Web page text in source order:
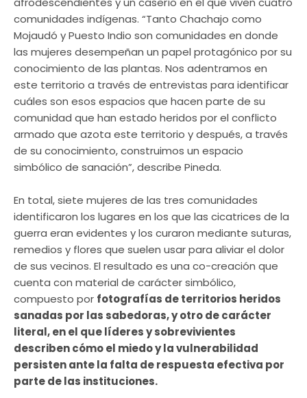
comunidades indígenas. “Tanto Chachajo como
Mojaudó y Puesto Indio son comunidades en donde
las mujeres desempeñan un papel protagónico por su
conocimiento de las plantas. Nos adentramos en
este territorio a través de entrevistas para identificar
cuáles son esos espacios que hacen parte de su
comunidad que han estado heridos por el conflicto
armado que azota este territorio y después, a través
de su conocimiento, construimos un espacio
simbólico de sanación”, describe Pineda.
En total, siete mujeres de las tres comunidades
identificaron los lugares en los que las cicatrices de la
guerra eran evidentes y los curaron mediante suturas,
remedios y flores que suelen usar para aliviar el dolor
de sus vecinos. El resultado es una co-creación que
cuenta con material de carácter simbólico,
compuesto por fotografías de territorios heridos
sanadas por las sabedoras, y otro de carácter
literal, en el que líderes y sobrevivientes
describen cómo el miedo y la vulnerabilidad
persisten ante la falta de respuesta efectiva por
parte de las instituciones.